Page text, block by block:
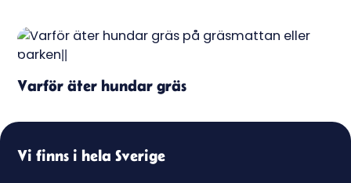
Varför äter hundar gräs
Vi finns i hela Sverige